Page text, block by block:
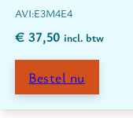
E3M4E4
€ 37,50 incl. btw
Bestel nu